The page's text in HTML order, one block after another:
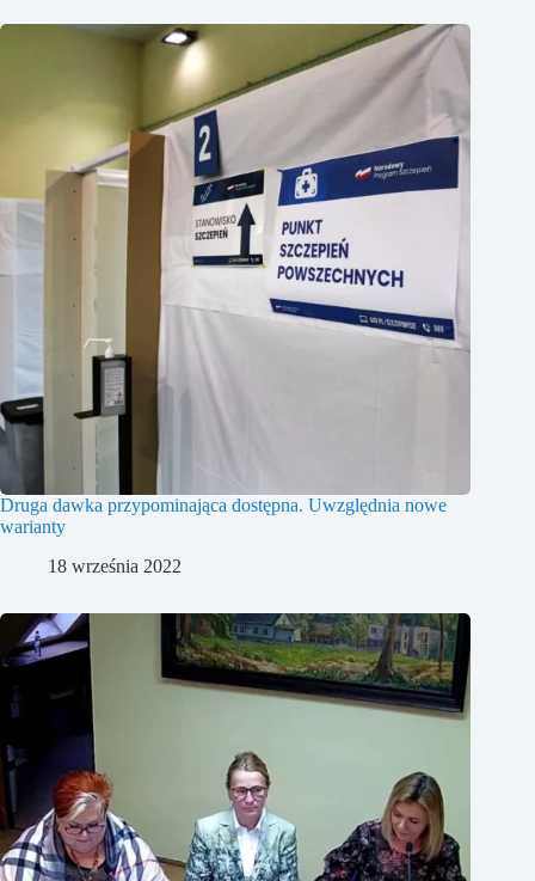
Druga dawka przypominająca dostępna. Uwzględnia nowe
warianty
18 września 2022